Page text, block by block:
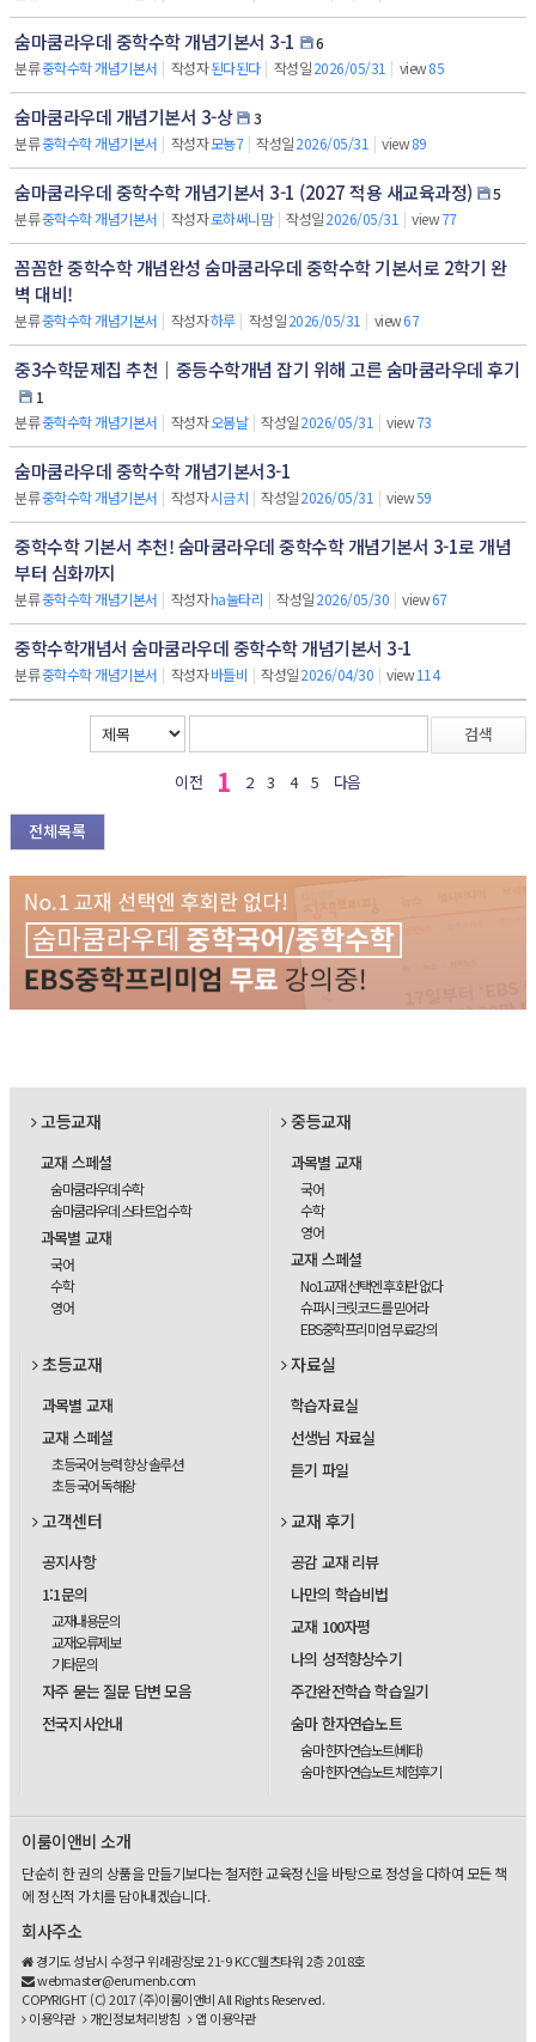
숨마쿰라우데 중학수학 개념기본서 3-1
6
분류중학수학 개념기본서 | 작성자된다된다 | 작성일2026/05/31 | view85
숨마쿰라우데 개념기본서 3-상
3
분류중학수학 개념기본서 | 작성자모뇽7 | 작성일2026/05/31 | view89
숨마쿰라우데 중학수학 개념기본서 3-1 (2027 적용 새교육과정)
5
분류중학수학 개념기본서 | 작성자로하써니맘 | 작성일2026/05/31 | view77
꼼꼼한 중학수학 개념완성 숨마쿰라우데 중학수학 기본서로 2학기 완
벽 대비!
분류중학수학 개념기본서 | 작성자하루 | 작성일2026/05/31 | view67
중3수학문제집 추천｜중등수학개념 잡기 위해 고른 숨마쿰라우데 후기
1
분류중학수학 개념기본서 | 작성자오봄날 | 작성일2026/05/31 | view73
숨마쿰라우데 중학수학 개념기본서3-1
분류중학수학 개념기본서 | 작성자시금치 | 작성일2026/05/31 | view59
중학수학 기본서 추천! 숨마쿰라우데 중학수학 개념기본서 3-1로 개념
부터 심화까지
분류중학수학 개념기본서 | 작성자ha눌타리 | 작성일2026/05/30 | view67
중학수학개념서 숨마쿰라우데 중학수학 개념기본서 3-1
분류중학수학 개념기본서 | 작성자바틀비 | 작성일2026/04/30 | view114
검색
이전 1 2 3 4 5 다음
전체목록
고등교재
교재 스페셜
숨마쿰라우데 수학
숨마쿰라우데 스타트업 수학
과목별 교재
국어
수학
영어
중등교재
과목별 교재
국어
수학
영어
교재 스페셜
No1교재 선택엔 후회란 없다
슈퍼시크릿코드를 믿어라
EBS중학프리미엄 무료강의
초등교재
과목별 교재
교재 스페셜
초등국어 능력 향상 솔루션
초등 국어 독해왕
자료실
학습자료실
선생님 자료실
듣기 파일
고객센터
공지사항
1:1문의
교재내용문의
교재오류제보
기타문의
자주 묻는 질문 답변 모음
전국지사안내
교재 후기
공감 교재 리뷰
나만의 학습비법
교재 100자평
나의 성적향상수기
주간완전학습 학습일기
숨마 한자연습노트
숨마 한자연습노트(베타)
숨마 한자연습노트 체험후기
이룸이앤비 소개
단순히 한 권의 상품을 만들기보다는 철저한 교육정신을 바탕으로 정성을 다하여 모든 책
에 정신적 가치를 담아내겠습니다.
회사주소
경기도 성남시 수정구 위례광장로 21-9 KCC웰츠타워 2층 2018호
webmaster@erumenb.com
COPYRIGHT (C) 2017 (주)이룸이앤비 All Rights Reserved.
이용약관
개인정보처리방침 앱 이용약관